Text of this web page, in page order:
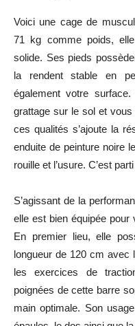
Voici une cage de
71 kg comme poids, elle
solide. Ses pieds
la rendent stable en
également votre
grattage sur le sol et
ces qualités s’ajoute la
enduite de peinture noire
rouille et l’usure. C’est
S’agissant de la
elle est bien équipée pour
En premier lieu, elle
longueur de 120 cm avec
les exercices de
poignées de cette barre
main optimale. Son